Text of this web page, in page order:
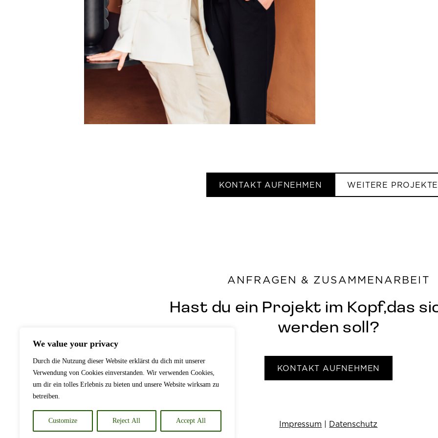
We value your privacy
Durch die Nutzung dieser Website erklärst du dich mit unserer
Verwendung von Cookies einverstanden. Wir verwenden Cookies,
um dir ein tolles Erlebnis zu bieten und unsere Website wirksam zu
betreiben.
Customize Reject All Accept All
KONTAKT AUFNEHMEN WEITERE PROJEKTE
ANFRAGEN & ZUSAMMENARBEIT
Hast du ein Projekt im Kopf,das
werden soll?
KONTAKT AUFNEHMEN
Impressum | Datenschutz